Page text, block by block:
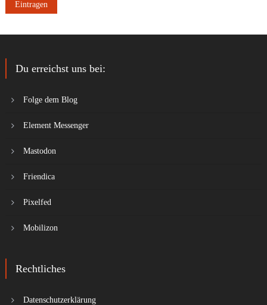
Du erreichst uns bei:
Folge dem Blog
Element Messenger
Mastodon
Friendica
Pixelfed
Mobilizon
Rechtliches
Datenschutzerklärung